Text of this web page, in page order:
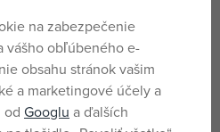
na zabezpečenie
vášho obľúbeného e-
obsahu stránok vašim
a marketingové účely a
od Googlu a ďalších